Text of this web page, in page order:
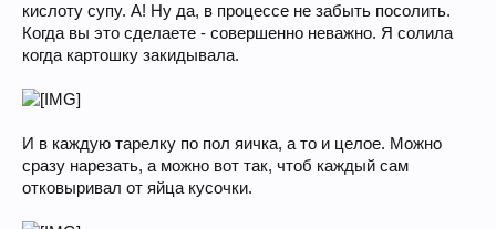
кислоту супу. А! Ну да, в процессе не забыть посолить.
Когда вы это сделаете - совершенно неважно. Я солила
когда картошку закидывала.
И в каждую тарелку по пол яичка, а то и целое. Можно
сразу нарезать, а можно вот так, чтоб каждый сам
отковыривал от яйца кусочки.